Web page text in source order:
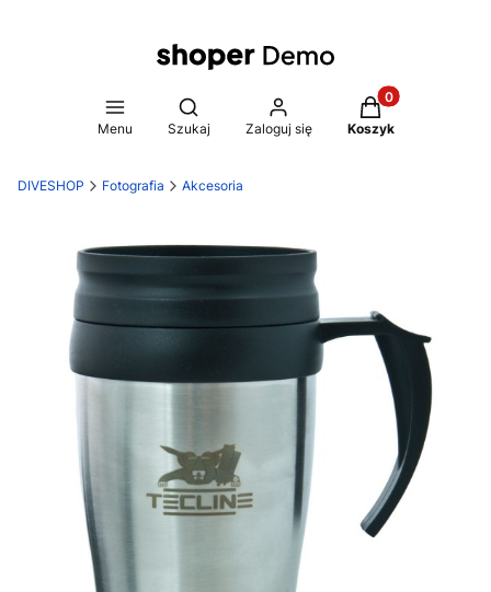
Menu
Otwórz wyszukiwarkę
Szukaj Zaloguj się
Produkty w
Koszyk
DIVESHOP Fotografia Akcesoria